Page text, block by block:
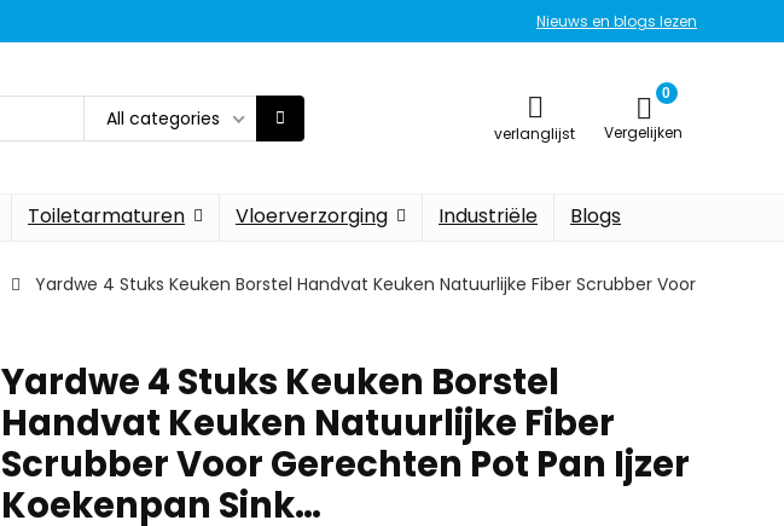
Nieuws en blogs lezen
All categories
verlanglijst
0
Vergelijken
Toiletarmaturen Vloerverzorging Industriële Blogs
Yardwe 4 Stuks Keuken Borstel Handvat Keuken Natuurlijke Fiber Scrubber Voor
Yardwe 4 Stuks Keuken Borstel
Handvat Keuken Natuurlijke Fiber
Scrubber Voor Gerechten Pot Pan Ijzer
Koekenpan Sink…